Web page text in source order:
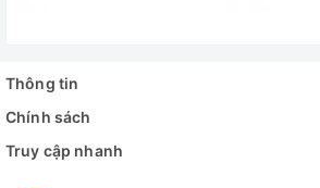
Thông tin
Chính sách
Truy cập nhanh